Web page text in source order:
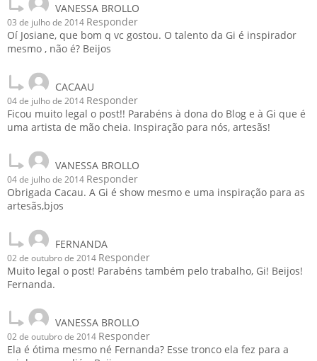
VANESSA BROLLO
03 de julho de 2014 Responder
Oí Josiane, que bom q vc gostou. O talento da Gi é inspirador
mesmo , não é? Beijos
CACAAU
04 de julho de 2014 Responder
Ficou muito legal o post!! Parabéns à dona do Blog e à Gi que é
uma artista de mão cheia. Inspiração para nós, artesãs!
VANESSA BROLLO
04 de julho de 2014 Responder
Obrigada Cacau. A Gi é show mesmo e uma inspiração para as
artesãs,bjos
FERNANDA
02 de outubro de 2014 Responder
Muito legal o post! Parabéns também pelo trabalho, Gi! Beijos!
Fernanda.
VANESSA BROLLO
02 de outubro de 2014 Responder
Ela é ótima mesmo né Fernanda? Esse tronco ela fez para a